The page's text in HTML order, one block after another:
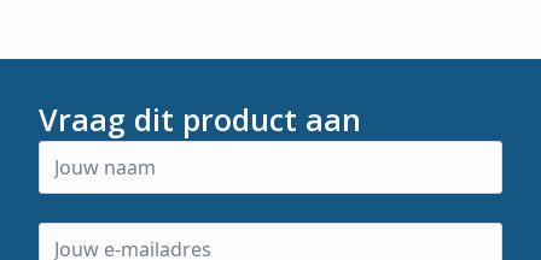
Vraag dit product aan